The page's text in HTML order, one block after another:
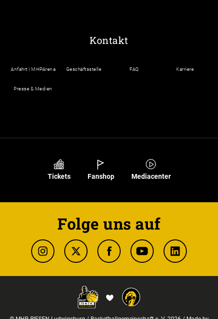
Kontakt
Anfahrt | MHPArena Geschäftsstelle FAQ Karriere
Presse & Medien
Tickets Fanshop Mediacenter
Folge uns auf